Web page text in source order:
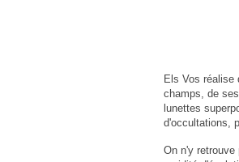
Els Vos réalise
champs, de
lunettes
d'occultations,
On n'y